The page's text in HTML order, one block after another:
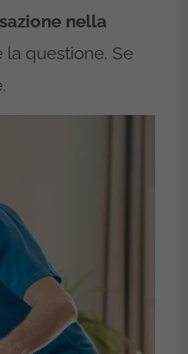
nella
questione. Se